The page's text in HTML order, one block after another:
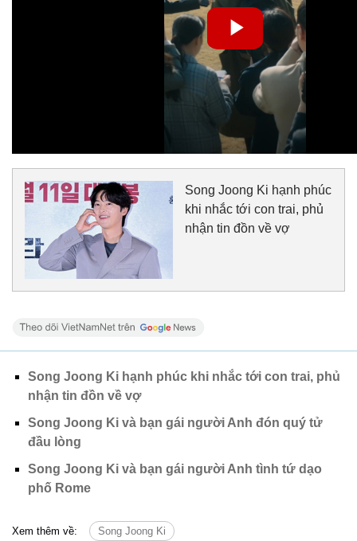
Song Joong Ki hạnh phúc
khi nhắc tới con trai, phủ
nhận tin đồn về vợ
Song Joong Ki hạnh phúc khi nhắc tới con trai, phủ
nhận tin đồn về vợ
Song Joong Ki và bạn gái người Anh đón quý tử
đầu lòng
Song Joong Ki và bạn gái người Anh tình tứ dạo
phố Rome
Xem thêm về: Song Joong Ki